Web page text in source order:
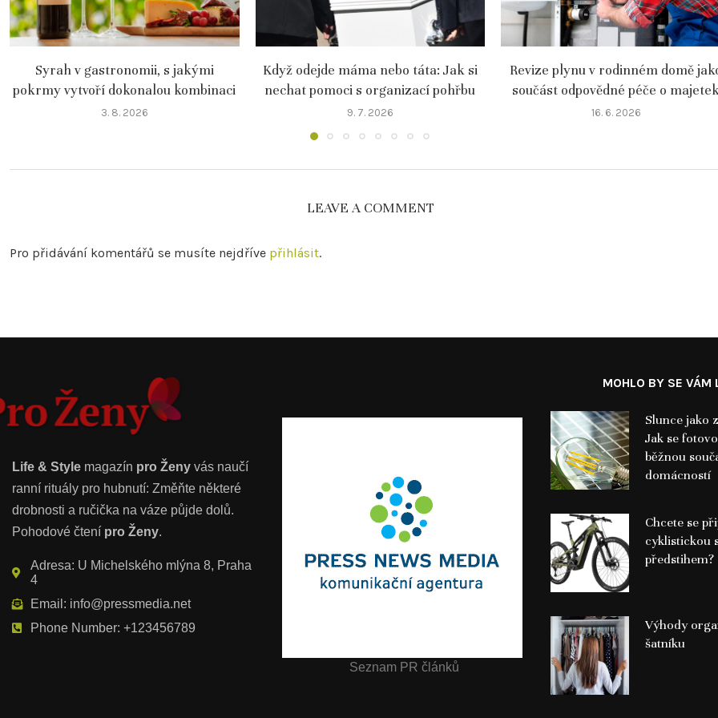
Syrah v gastronomii, s jakými
pokrmy vytvoří dokonalou kombinaci
3. 8. 2026
Když odejde máma nebo táta: Jak si
nechat pomoci s organizací pohřbu
9. 7. 2026
Revize plynu v rodinném domě
součást odpovědné péče o
16. 6. 2026
LEAVE A COMMENT
Pro přidávání komentářů se musíte nejdříve přihlásit.
Life & Style magazín pro Ženy vás naučí
ranní rituály pro hubnutí: Změňte některé
drobnosti a ručička na váze půjde dolů.
Pohodové čtení pro Ženy.
Adresa: U Michelského mlýna 8, Praha
4
Email: info@pressmedia.net
Phone Number: +123456789
Seznam PR článků
MOHLO BY SE VÁM
Slunce jako
Jak se
běžnou
domácností
Chcete se
cyklistickou
předstihem?
Výhody
šatníku